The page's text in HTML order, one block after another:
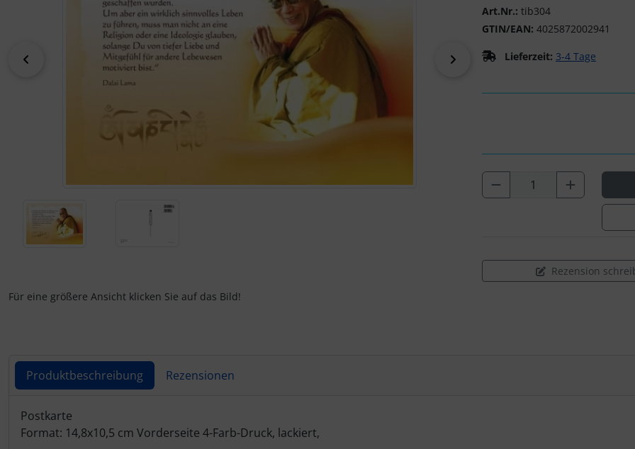
Art.Nr.: tib304
GTIN/EAN: 4025872002941
Lieferzeit: 3-4 Tage
Für eine größere Ansicht klicken Sie auf das Bild!
Rezension
Produktbeschreibung Rezensionen
Produktbeschreibung
Postkarte
Format: 14,8x10,5 cm Vorderseite 4-Farb-Druck, lackiert,
Kalender 2027 - Organizer / Planer
Klappkarten - Retro / Vintage
Klappkarten - Hochzeit / Geburt / Genesung / Trauer
Klappkarten - Verschiedenes